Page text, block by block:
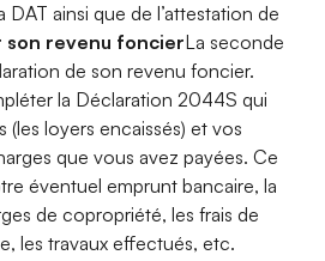
ainsi que de l’attestation de
son revenu foncierLa seconde
de son revenu foncier.
la Déclaration 2044S qui
loyers encaissés) et vos
que vous avez payées. Ce
éventuel emprunt bancaire, la
de copropriété, les frais de
les travaux effectués, etc.